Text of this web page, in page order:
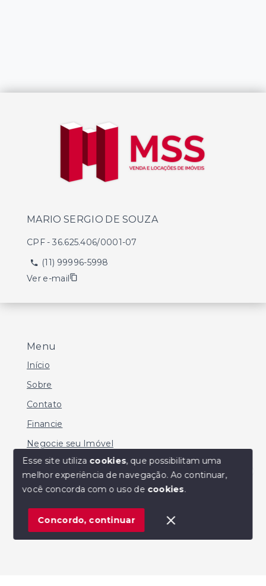
Olá! Estamos disponíveis para te ajudar.
Menu
Início
Sobre
Contato
Financie
Negocie seu Imóvel
© Copyright 2026 - MARIO SERGIO DE SOUZA -
SITE PARA IMOBILIARIA
MARIO SERGIO DE SOUZA
CPF-36.625.406/0001-07
(11) 99996-5998
Ver e-mail
Esse site utiliza cookies, que possibilitam uma
melhor experiência de navegação.Ao continuar,
você concorda com o uso de cookies.
Concordo, continuar